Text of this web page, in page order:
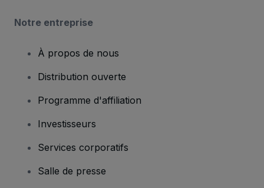
Notre entreprise
À propos de nous
Distribution ouverte
Programme d'affiliation
Investisseurs
Services corporatifs
Salle de presse